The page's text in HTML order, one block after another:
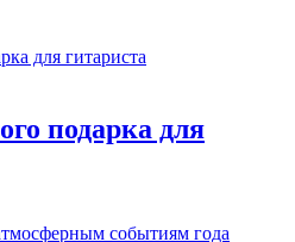
подарка для